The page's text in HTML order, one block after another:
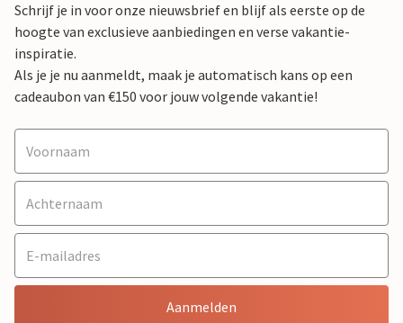
Schrijf je in voor onze nieuwsbrief en blijf als eerste op de
hoogte van exclusieve aanbiedingen en verse vakantie-
inspiratie.
Als je je nu aanmeldt, maak je automatisch kans op een
cadeaubon van €150 voor jouw volgende vakantie!
Aanmelden